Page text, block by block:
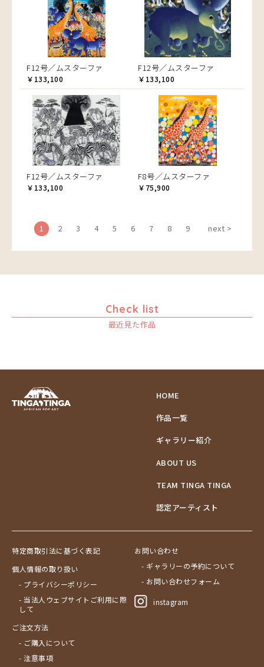
F12号／ムスターファ
￥133,100
F12号／ムスターファ
￥133,100
F12号／ムスターファ
￥133,100
F8号／ムスターファ
￥75,900
1 2 3 4 5 6 7 8 9 next >
Check list
最近見た作品
HOME
作品一覧
ギャラリー紹介
ABOUT US
TEAM TINGA TINGA
認定アーティスト
特定商取引法に基づく表記
個人情報の取り扱い
- プライバシーポリシー
- 当法人ウェブサイトご利用に際
して
ご注文方法
- ご購入について
- 注意事項
お問い合わせ
- ギャラリーの予約について
- お問い合わせフォーム
instagram